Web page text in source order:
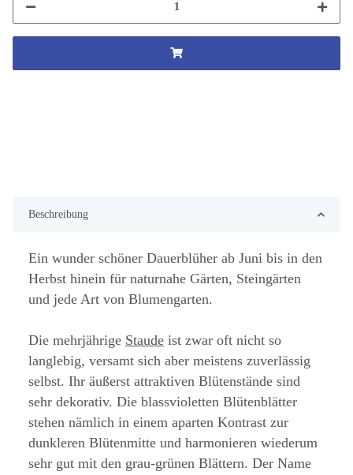
Beschreibung
Ein wunder schöner Dauerblüher ab Juni bis in den
Herbst hinein für naturnahe Gärten, Steingärten
und jede Art von Blumengarten.
Die mehrjährige Staude ist zwar oft nicht so
langlebig, versamt sich aber meistens zuverlässig
selbst. Ihr äußerst attraktiven Blütenstände sind
sehr dekorativ. Die blassvioletten Blütenblätter
stehen nämlich in einem aparten Kontrast zur
dunkleren Blütenmitte und harmonieren wiederum
sehr gut mit den grau-grünen Blättern. Der Name